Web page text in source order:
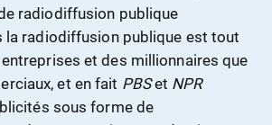
radiodiffusion publique
la radiodiffusion publique est tout
et des millionnaires que
et en fait PBSet NPR
sous forme de